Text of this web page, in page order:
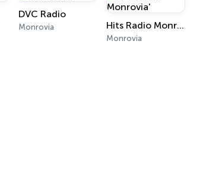
DVC Radio
Monrovia Hits Radio Monrovia'
Monrovia